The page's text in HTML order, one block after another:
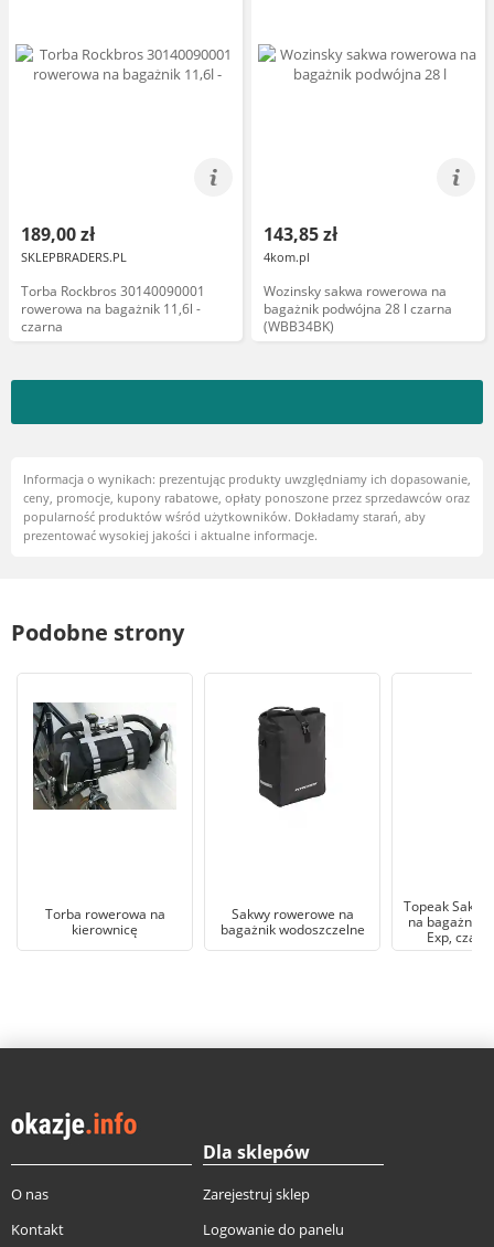
189,00 zł
SKLEPBRADERS.PL
Torba Rockbros 30140090001
rowerowa na bagażnik 11,6l -
czarna
143,85 zł
4kom.pl
Wozinsky sakwa rowerowa na
bagażnik podwójna 28 l czarna
(WBB34BK)
Informacja o wynikach: prezentując produkty uwzględniamy ich dopasowanie,
ceny, promocje, kupony rabatowe, opłaty ponoszone przez sprzedawców oraz
popularność produktów wśród użytkowników. Dokładamy starań, aby
prezentować wysokiej jakości i aktualne informacje.
Podobne strony
Torba rowerowa na
kierownicę
Sakwy rowerowe na
bagażnik wodoszczelne
Topeak
na bagażnik,
Exp,
O nas
Kontakt
Dla sklepów
Zarejestruj sklep
Logowanie do panelu